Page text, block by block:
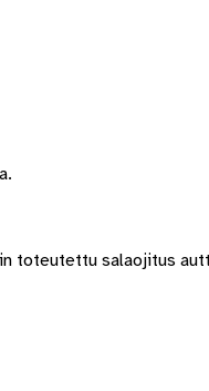
toteutettu salaojitus